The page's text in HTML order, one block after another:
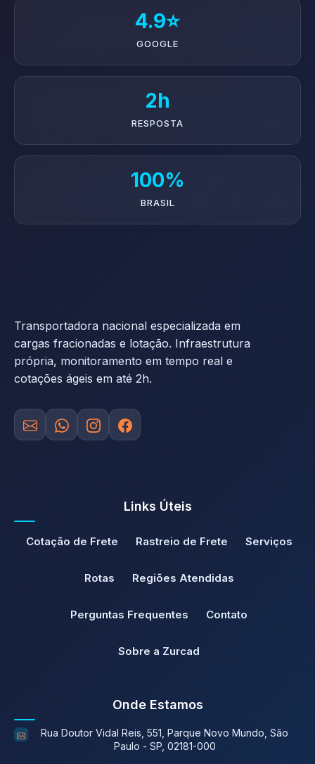
4.9⭐
GOOGLE
2h
RESPOSTA
100%
BRASIL
Transportadora nacional especializada em
cargas fracionadas e lotação. Infraestrutura
própria, monitoramento em tempo real e
cotações ágeis em até 2h.
Links Úteis
Cotação de Frete Rastreio de Frete Serviços
Rotas Regiões Atendidas
Perguntas Frequentes Contato
Sobre a Zurcad
Onde Estamos
Rua Doutor Vidal Reis, 551, Parque Novo Mundo, São
Paulo - SP, 02181-000